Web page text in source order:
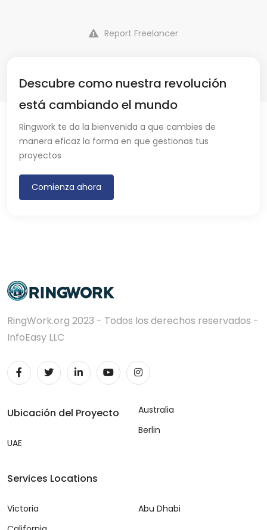
Report Freelancer
Descubre como nuestra revolución
está cambiando el mundo
Ringwork te da la bienvenida a que cambies de
manera eficaz la forma en que gestionas tus
proyectos
Comienza ahora
RingWork.org 2023 - Todos los derechos reservados -
InfoEasy LLC
Ubicación del Proyecto
UAE
Australia
Berlin
Services Locations
Victoria
Abu Dhabi